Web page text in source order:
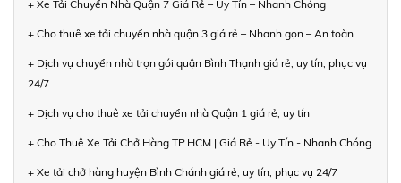
+ Xe Tải Chuyển Nhà Quận 7 Giá Rẻ – Uy Tín – Nhanh Chóng
+ Cho thuê xe tải chuyển nhà quận 3 giá rẻ – Nhanh gọn – An toàn
+ Dịch vụ chuyển nhà trọn gói quận Bình Thạnh giá rẻ, uy tín, phục vụ
24/7
+ Dịch vụ cho thuê xe tải chuyển nhà Quận 1 giá rẻ, uy tín
+ Cho Thuê Xe Tải Chở Hàng TP.HCM | Giá Rẻ - Uy Tín - Nhanh Chóng
+ Xe tải chở hàng huyện Bình Chánh giá rẻ, uy tín, phục vụ 24/7